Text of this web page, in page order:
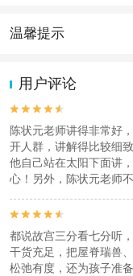
儿童：5周岁 – 17周岁；
老人：60周岁 – 72周岁；
本产品由青岛驿路同行国际
行社有限公司，具体的旅游
温馨提示
动（如跳伞、潜水、滑
2.为普及旅游安全知识
特制定《去哪儿网旅游安
用户评论


陈状元老师讲得非常好
开人群，讲解得比较细
他自己站在太阳下面讲
心！另外，陈状元老师
大家放心报他的团！


都说故宫三分看七分听
干货充足，把屋脊瑞兽
松弛有度，还为孩子准